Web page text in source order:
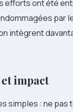
efforts ont été
par
intègrent
impact
simples : ne pas